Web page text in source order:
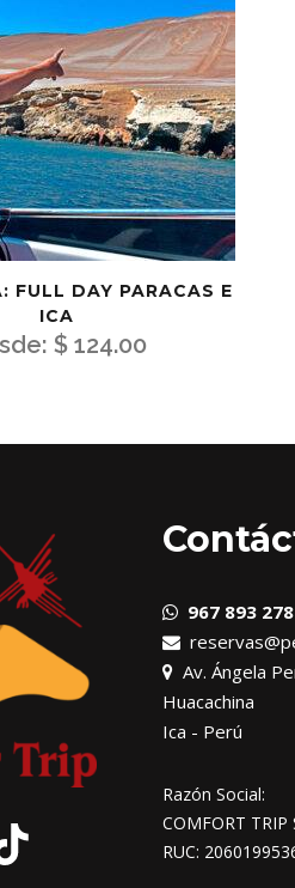
FULL DAY PARACAS E
ICA
$ 124.00
967 893 278
Av. Ángela
Huacachina
Ica - Perú
Razón Social:
COMFORT TRIP
RUC: